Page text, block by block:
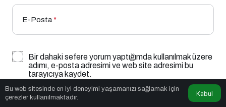
E-Posta*
Bir dahaki sefere yorum yaptığımda kullanılmak üzere
adımı, e-posta adresimi ve web site adresimi bu
tarayıcıya kaydet.
YORUM GÖNDER
Bu web sitesinde en iyi deneyimi yaşamanızı sağlamak için
çerezler kullanılmaktadır.
Kabul